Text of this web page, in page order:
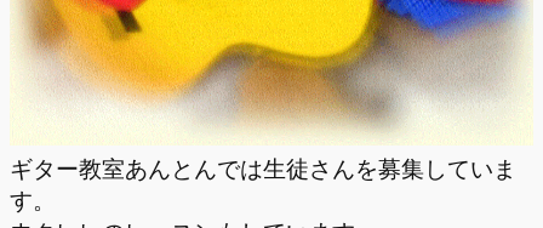
ギター教室あんとんでは生徒さんを募集していま
す。